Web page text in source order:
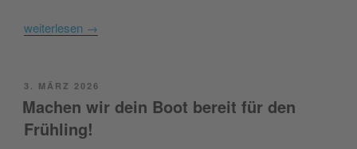
weiterlesen →
POSTED
ON
3. MÄRZ 2026
Machen wir dein Boot bereit für den
Frühling!